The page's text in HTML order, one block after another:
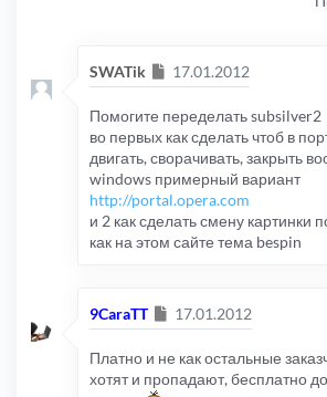
SWATik Сообщение
17.01.2012
Помогите переделать subsilver2
во первых как сделать чтоб в
двигать, сворачивать, закрыть
windows примерный вариант
http://portal.opera.com
и 2 как сделать смену картинки
как на этом сайте тема bespin
9CaraTT Сообщение
17.01.2012
Платно и не как остальные
хотят и пропадают, бесплатно